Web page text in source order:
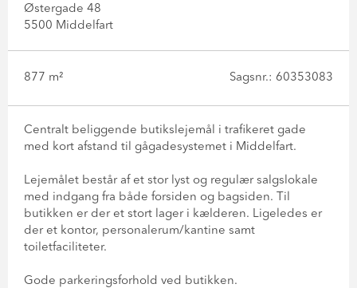
Østergade 48
5500 Middelfart
877 m² Sagsnr.: 60353083
Centralt beliggende butikslejemål i trafikeret gade
med kort afstand til gågadesystemet i Middelfart.
Lejemålet består af et stor lyst og regulær salgslokale
med indgang fra både forsiden og bagsiden. Til
butikken er der et stort lager i kælderen. Ligeledes er
der et kontor, personalerum/kantine samt
toiletfaciliteter.
Gode parkeringsforhold ved butikken.